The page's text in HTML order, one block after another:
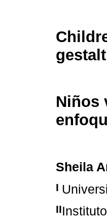
Niños
Sheila
I
II